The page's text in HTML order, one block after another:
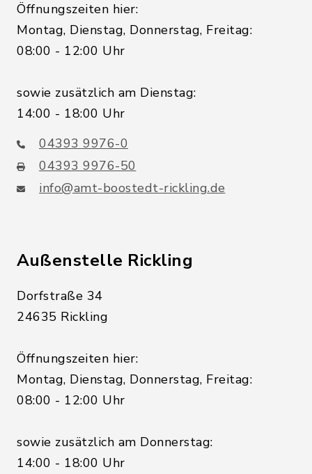
Öffnungszeiten hier:
Montag, Dienstag, Donnerstag, Freitag:
08:00 - 12:00 Uhr
sowie zusätzlich am Dienstag:
14:00 - 18:00 Uhr
04393 9976-0
04393 9976-50
info@amt-boostedt-rickling.de
Außenstelle Rickling
Dorfstraße 34
24635 Rickling
Öffnungszeiten hier:
Montag, Dienstag, Donnerstag, Freitag:
08:00 - 12:00 Uhr
sowie zusätzlich am Donnerstag:
14:00 - 18:00 Uhr